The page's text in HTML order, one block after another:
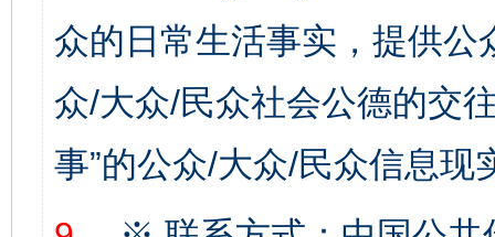
众的日常生活事实，提供
众/大众/民众社会公德的交
事”的公众/大众/民众信息现
千年窑火 生生不息 一